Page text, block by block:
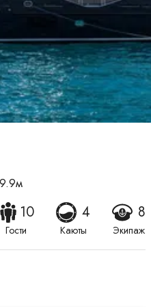
10
Гости
4
Каюты
8
Экипаж